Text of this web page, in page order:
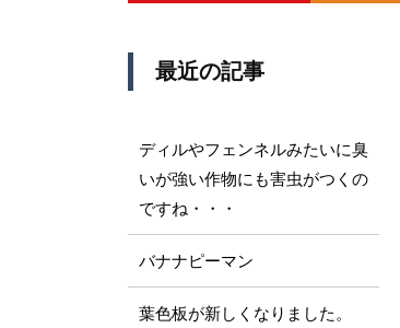
最近の記事
ディルやフェンネルみたいに臭
いが強い作物にも害虫がつくの
ですね・・・
バナナピーマン
葉色板が新しくなりました。